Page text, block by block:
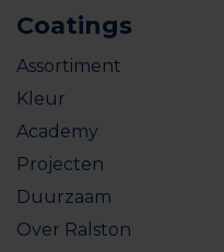
Coatings
Assortiment
Kleur
Academy
Projecten
Duurzaam
Over Ralston